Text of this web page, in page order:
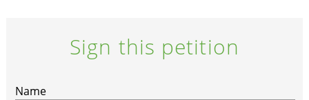
Sign this petition
Name